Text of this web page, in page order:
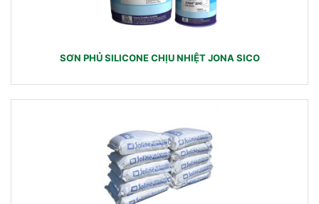
SƠN PHỦ SILICONE CHỊU NHIỆT JONA SICO